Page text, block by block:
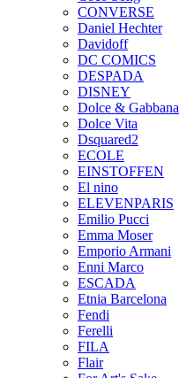
CONVERSE
Daniel Hechter
Davidoff
DC COMICS
DESPADA
DISNEY
Dolce & Gabbana
Dolce Vita
Dsquared2
ECOLE
EINSTOFFEN
El nino
ELEVENPARIS
Emilio Pucci
Emma Moser
Emporio Armani
Enni Marco
ESCADA
Etnia Barcelona
Fendi
Ferelli
FILA
Flair